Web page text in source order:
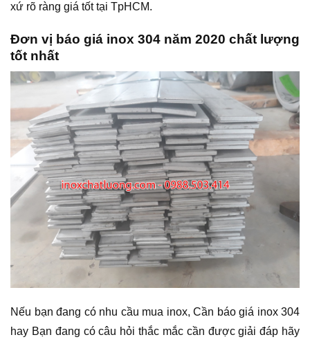
xứ rõ ràng giá tốt tại TpHCM.
Đơn vị báo giá inox 304 năm 2020 chất lượng
tốt nhất
Nếu bạn đang có nhu cầu mua inox, Cần báo giá inox 304
hay Bạn đang có câu hỏi thắc mắc cần được giải đáp hãy